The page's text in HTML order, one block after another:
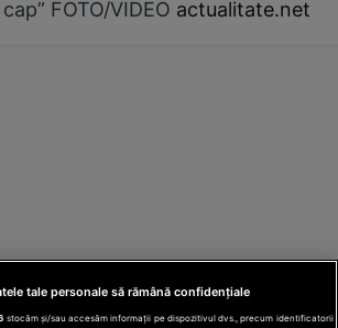
FOTO/VIDEO actualitate.net
tale personale să rămână confidențiale
stocăm și/sau accesăm informații pe dispozitivul dvs., precum identificatorii